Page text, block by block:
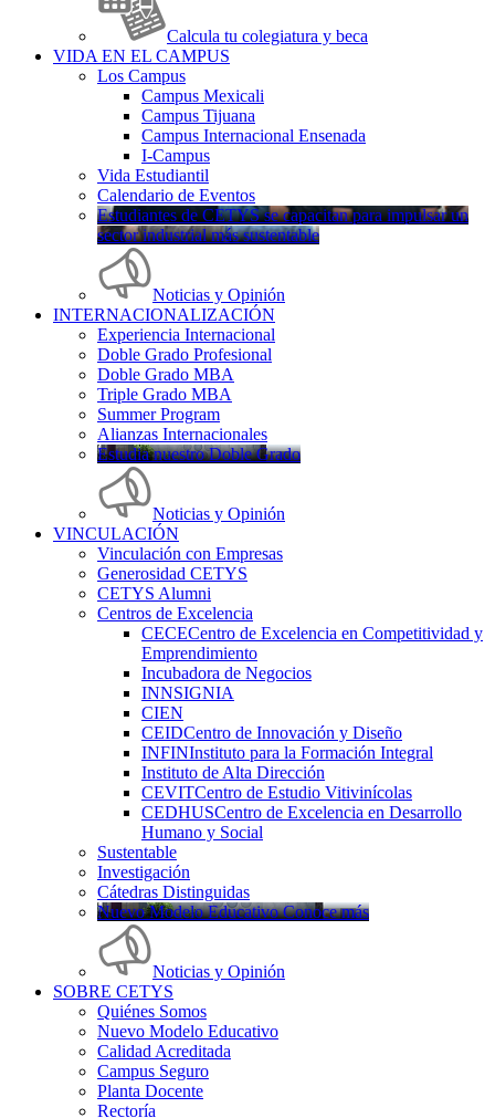
Calcula tu colegiatura y beca
VIDA EN EL CAMPUS
Los Campus
Campus Mexicali
Campus Tijuana
Campus Internacional Ensenada
I-Campus
Vida Estudiantil
Calendario de Eventos
Estudiantes de CETYS se capacitan para impulsar un
sector industrial más sustentable
Noticias y Opinión
INTERNACIONALIZACIÓN
Experiencia Internacional
Doble Grado Profesional
Doble Grado MBA
Triple Grado MBA
Summer Program
Alianzas Internacionales
Estudia nuestro Doble Grado
Noticias y Opinión
VINCULACIÓN
Vinculación con Empresas
Generosidad CETYS
CETYS Alumni
Centros de Excelencia
CECECentro de Excelencia en Competitividad y
Emprendimiento
Incubadora de Negocios
INNSIGNIA
CIEN
CEIDCentro de Innovación y Diseño
INFINInstituto para la Formación Integral
Instituto de Alta Dirección
CEVITCentro de Estudio Vitivinícolas
CEDHUSCentro de Excelencia en Desarrollo
Humano y Social
Sustentable
Investigación
Cátedras Distinguidas
Nuevo Modelo Educativo Conoce más
Noticias y Opinión
SOBRE CETYS
Quiénes Somos
Nuevo Modelo Educativo
Calidad Acreditada
Campus Seguro
Planta Docente
Rectoría